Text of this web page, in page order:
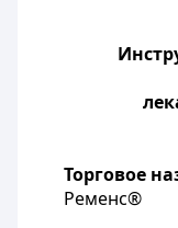
Торговое
Ременс®